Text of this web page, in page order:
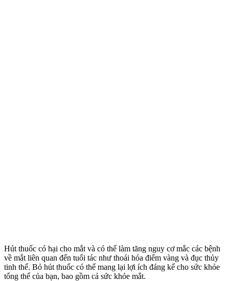
Hút thuốc có hại cho mắt và có thể làm tăng nguy cơ mắc các bệnh
về mắt liên quan đến tuổi tác như thoái hóa điểm vàng và đục thủy
tinh thể. Bỏ hút thuốc có thể mang lại lợi ích đáng kể cho sức khỏe
tổng thể của bạn, bao gồm cả sức khỏe mắt.